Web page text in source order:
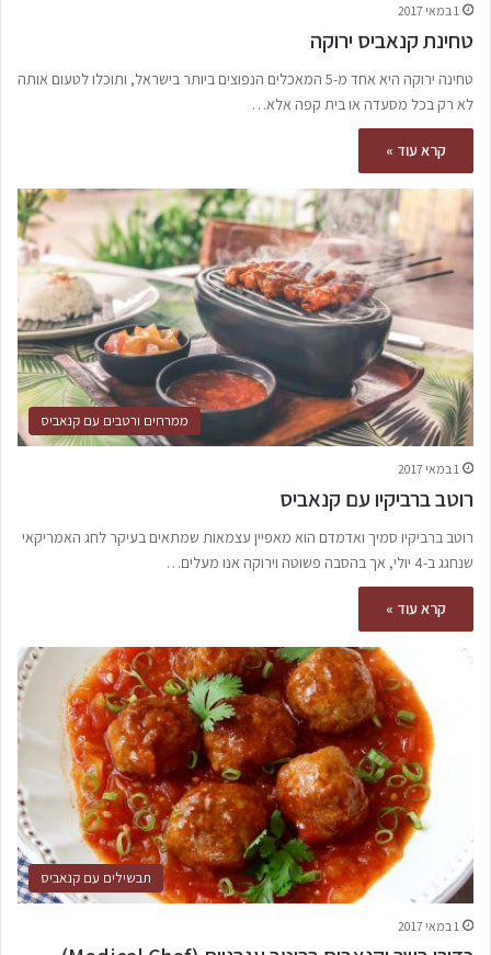
1 במאי 2017
טחינת קנאביס ירוקה
טחינה ירוקה היא אחד מ-5 המאכלים הנפוצים ביותר בישראל, ותוכלו לטעום אותה
לא רק בכל מסעדה או בית קפה אלא…
קרא עוד »
ממרחים ורטבים עם קנאביס
1 במאי 2017
רוטב ברביקיו עם קנאביס
רוטב ברביקיו סמיך ואדמדם הוא מאפיין עצמאות שמתאים בעיקר לחג האמריקאי
שנחגג ב-4 יולי, אך בהסבה פשוטה וירוקה אנו מעלים…
קרא עוד »
תבשילים עם קנאביס
1 במאי 2017